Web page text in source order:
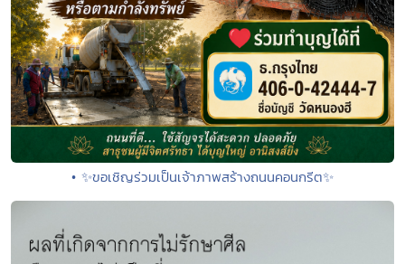
• ✨ขอเชิญร่วมเป็นเจ้าภาพสร้างถนนคอนกรีต✨